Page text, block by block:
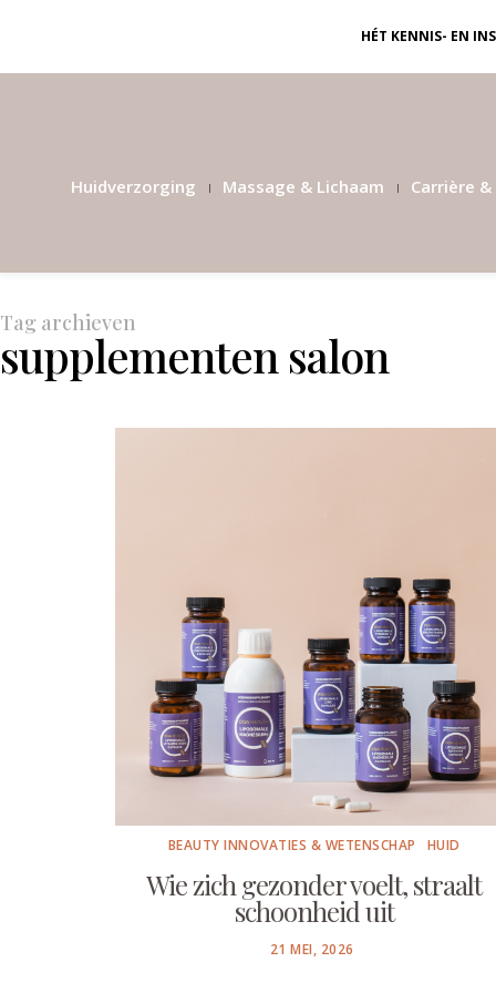
HÉT KENNIS- EN
Huidverzorging Massage & Lichaam Carrière
Tag archieven
supplementen salon
BEAUTY INNOVATIES & WETENSCHAP HUID
Wie zich gezonder voelt, straalt
schoonheid uit
POSTED
21 MEI, 2026